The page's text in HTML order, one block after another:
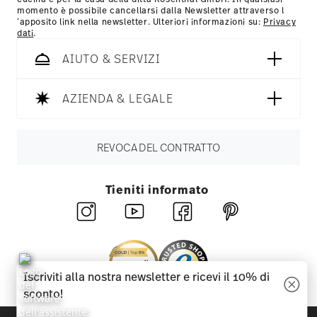
momento è possibile cancellarsi dalla Newsletter attraverso l
´apposito link nella newsletter. Ulteriori informazioni su: Privacy
dati.
AIUTO & SERVIZI
AZIENDA & LEGALE
REVOCA DEL CONTRATTO
Tieniti informato
Iscriviti alla nostra newsletter e ricevi il 10% di
sconto!